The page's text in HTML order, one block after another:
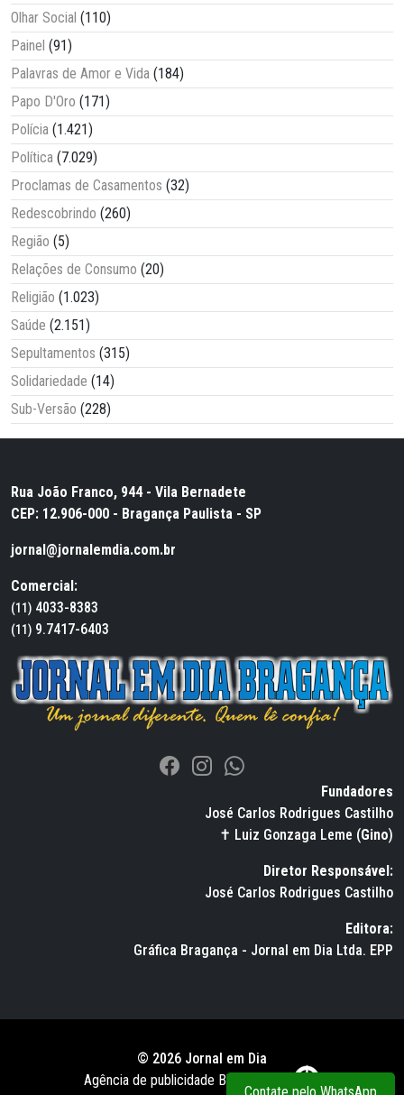
Olhar Social (110)
Painel (91)
Palavras de Amor e Vida (184)
Papo D'Oro (171)
Polícia (1.421)
Política (7.029)
Proclamas de Casamentos (32)
Redescobrindo (260)
Região (5)
Relações de Consumo (20)
Religião (1.023)
Saúde (2.151)
Sepultamentos (315)
Solidariedade (14)
Sub-Versão (228)
Rua João Franco, 944 - Vila Bernadete
CEP: 12.906-000 - Bragança Paulista - SP
jornal@jornalemdia.com.br
Comercial:
(11) 4033-8383
(11) 9.7417-6403
Fundadores
José Carlos Rodrigues Castilho
✝ Luiz Gonzaga Leme (Gino)
Diretor Responsável:
José Carlos Rodrigues Castilho
Editora:
Gráfica Bragança - Jornal em Dia Ltda. EPP
© 2026 Jornal em Dia
Agência de publicidade BWS RUSSO